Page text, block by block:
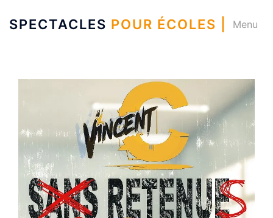
SPECTACLES POUR ÉCOLES | Menu